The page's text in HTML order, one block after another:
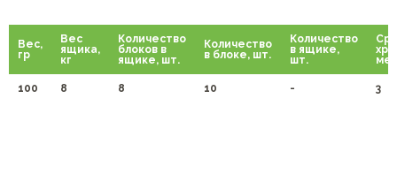
Вес,
гр
Вес
ящика,
кг
Количество
блоков в
ящике, шт.
Количество
в блоке, шт.
Количество
в ящике,
шт.
100 8 8 10 - 3